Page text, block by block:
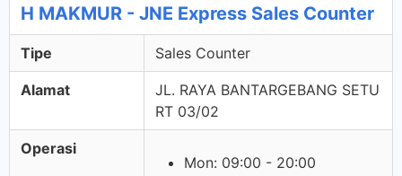
H MAKMUR - JNE Express Sales Counter
Tipe Sales Counter
Alamat
JL. RAYA BANTARGEBANG SETU
RT 03/02
Operasi
Mon: 09:00 - 20:00